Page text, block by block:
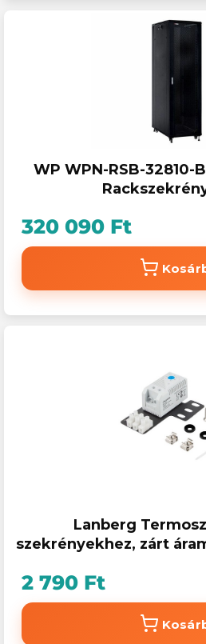
WP WPN-RSB-32810-
320 090 Ft
Lanberg
szekrényekhez, zárt
2 790 Ft